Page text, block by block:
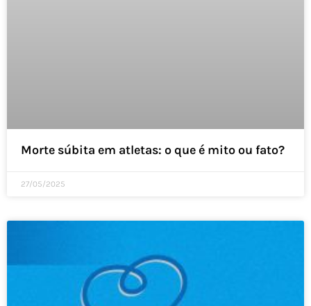
Morte súbita em atletas: o que é mito ou fato?
27/05/2025